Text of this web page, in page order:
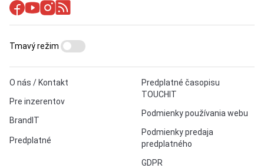
O nás / Kontakt
Pre inzerentov
BrandIT
Predplatné
Predplatné časopisu
TOUCHIT
Podmienky používania webu
Podmienky predaja
predplatného
GDPR
Tmavý režim